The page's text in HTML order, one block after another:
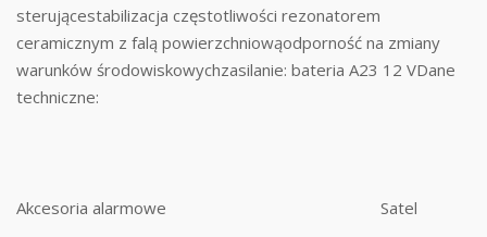
sterującestabilizacja częstotliwości rezonatorem
ceramicznym z falą powierzchniowąodporność na zmiany
warunków środowiskowychzasilanie: bateria A23 12 VDane
techniczne:
Akcesoria alarmowe Satel